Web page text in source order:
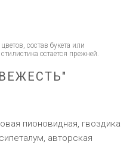
состав букета или
остается прежней.
пионовидная, гвоздика
авторская